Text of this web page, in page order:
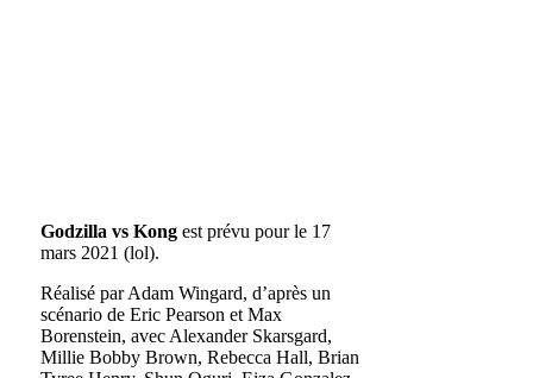
Godzilla vs Kongest prévu pour le 17
mars 2021 (lol).
Réalisé par Adam Wingard, d’après un
scénario de Eric Pearson et Max
Borenstein, avec Alexander Skarsgard,
Millie Bobby Brown, Rebecca Hall, Brian